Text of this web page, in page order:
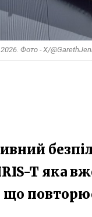
2026. Фото - X/
T яка
що